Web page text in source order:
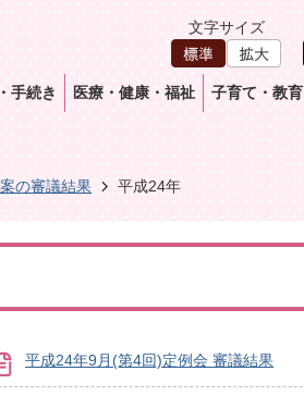
文字サイズ
手続き 医療・健康・福祉 子育て・教育
の審議結果 平成24年
平成24年9月(第4回)定例会 審議結果